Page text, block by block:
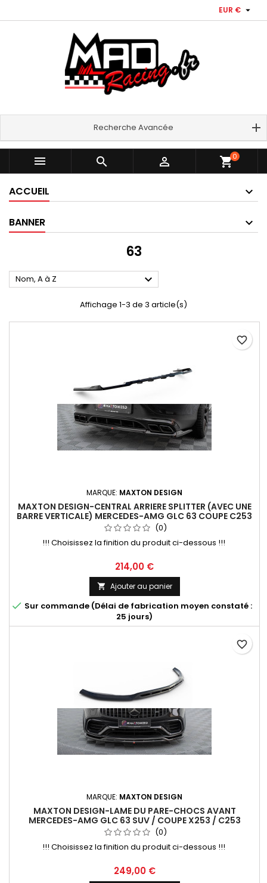
EUR € 
Recherche Avancée
   shopping_cart0
ACCUEIL
BANNER
63
Nom, A à Z 
Affichage 1-3 de 3 article(s)
MARQUE: MAXTON DESIGN
MAXTON DESIGN-CENTRAL ARRIERE SPLITTER (AVEC UNE
BARRE VERTICALE) MERCEDES-AMG GLC 63 COUPE C253
FACELIFT (0)
!!! Choisissez la finition du produit ci-dessous !!!
Prix
214,00 €
 Ajouter au panier
 Sur commande (Délai de fabrication moyen constaté :
25 jours)
favorite_border
MARQUE: MAXTON DESIGN
MAXTON DESIGN-LAME DU PARE-CHOCS AVANT
MERCEDES-AMG GLC 63 SUV / COUPE X253 / C253
(0)
!!! Choisissez la finition du produit ci-dessous !!!
Prix
249,00 €
favorite_border